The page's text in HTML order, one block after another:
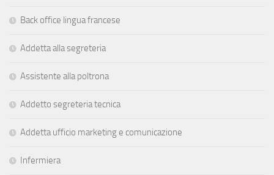
Back office lingua francese
Addetta alla segreteria
Assistente alla poltrona
Addetto segreteria tecnica
Addetta ufficio marketing e comunicazione
Infermiera